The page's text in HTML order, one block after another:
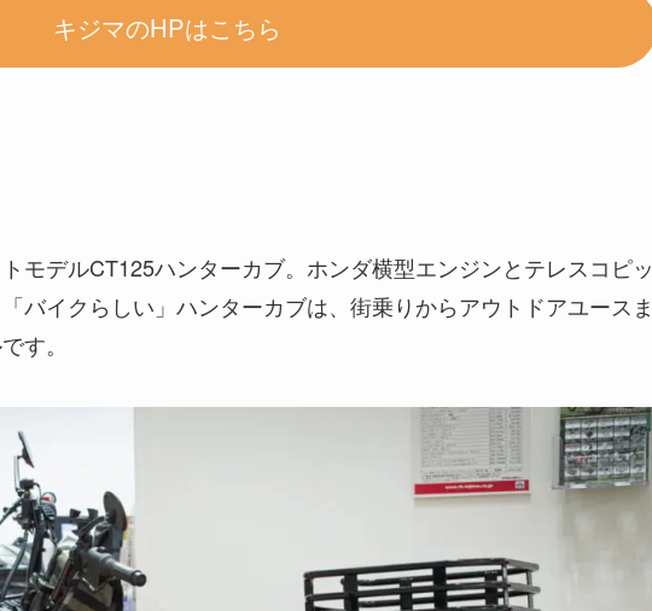
キジマのHPはこちら
モデルCT125ハンターカブ。ホンダ横型エンジンとテレスコピ
バイクらしい」ハンターカブは、街乗りからアウトドアユース
す。